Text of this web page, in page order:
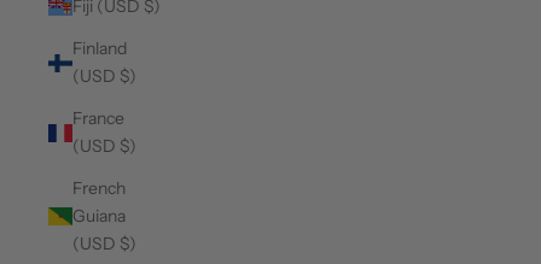
Fiji (USD $)
Finland
(USD $)
France
(USD $)
French
Guiana
(USD $)